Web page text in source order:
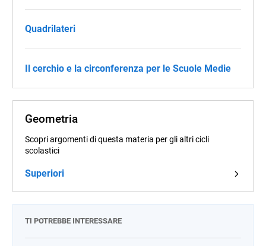
Quadrilateri
Il cerchio e la circonferenza per le Scuole Medie
Geometria
Scopri argomenti di questa materia per gli altri cicli
scolastici
Superiori
TI POTREBBE INTERESSARE